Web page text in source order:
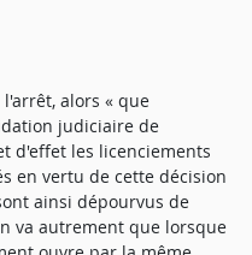
alors « que
judiciaire de
d'effet les licenciements
en vertu de cette décision
ainsi dépourvus de
va autrement que lorsque